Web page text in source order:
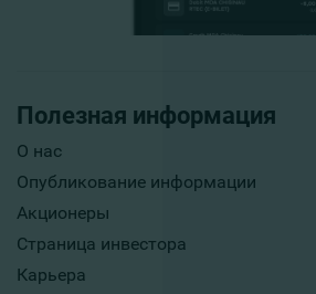
Полезная информация
О нас
Опубликование информации
Акционеры
Страница инвестора
Карьера